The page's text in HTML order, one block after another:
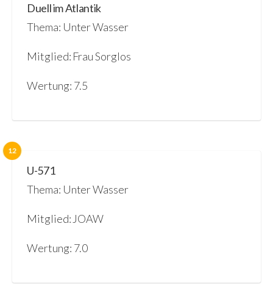
Duell im Atlantik
Thema: Unter Wasser
Mitglied: Frau Sorglos
Wertung: 7.5
12
U-571
Thema: Unter Wasser
Mitglied: JOAW
Wertung: 7.0